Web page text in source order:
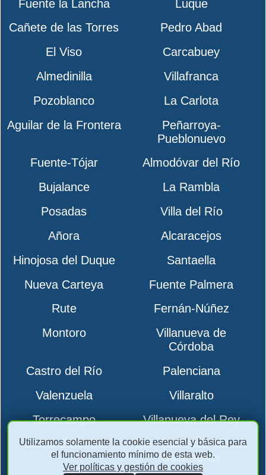
Fuente la Lancha
Luque
Cañete de las Torres
Pedro Abad
El Viso
Carcabuey
Almedinilla
Villafranca
Pozoblanco
La Carlota
Aguilar de la Frontera
Peñarroya-
Pueblonuevo
Fuente-Tójar
Almodóvar del Río
Bujalance
La Rambla
Posadas
Villa del Río
Añora
Alcaracejos
Hinojosa del Duque
Santaella
Nueva Carteya
Fuente Palmera
Rute
Fernán-Núñez
Montoro
Villanueva de
Córdoba
Castro del Río
Palenciana
Valenzuela
Villaralto
Torrecampo
Villanueva del Rey
Santa Eufemia
San Sebastián de los
Ballesteros
Utilizamos solamente la cookie esencial y básica para
el funcionamiento mínimo de esta web.
Ver políticas y gestión de cookies